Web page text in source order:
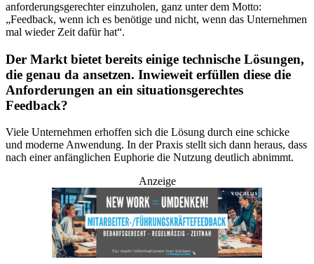
anforderungsgerechter einzuholen, ganz unter dem Motto:
„Feedback, wenn ich es benötige und nicht, wenn das Unternehmen
mal wieder Zeit dafür hat“.
Der Markt bietet bereits einige technische Lösungen,
die genau da ansetzen. Inwieweit erfüllen diese die
Anforderungen an ein situationsgerechtes
Feedback?
Viele Unternehmen erhoffen sich die Lösung durch eine schicke
und moderne Anwendung. In der Praxis stellt sich dann heraus, dass
nach einer anfänglichen Euphorie die Nutzung deutlich abnimmt.
Anzeige